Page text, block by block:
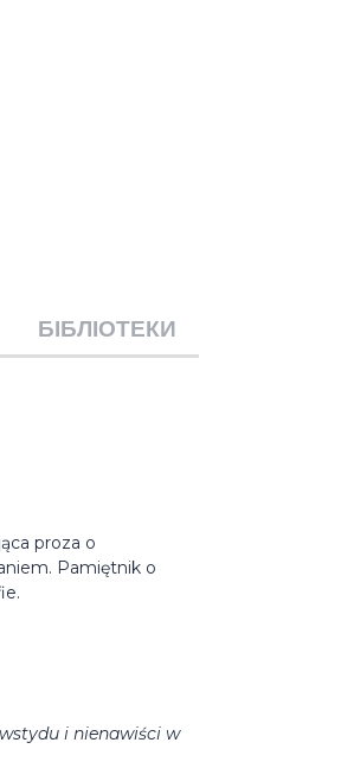
БІБЛІОТЕКИ
proza o
Pamiętnik o
i nienawiści w